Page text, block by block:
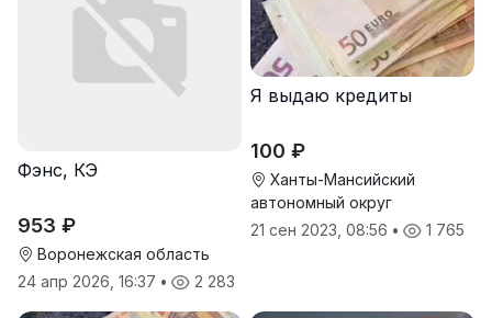
Фэнс, КЭ
953 ₽
Воронежская область
24 апр 2026, 16:37 • 2 283
Я выдаю кредиты
100 ₽
Ханты-Мансийский
автономный округ
21 сен 2023, 08:56 • 1 765